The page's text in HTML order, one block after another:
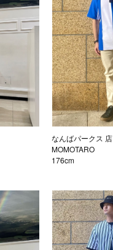
なんばパークス 店
MOMOTARO
176cm